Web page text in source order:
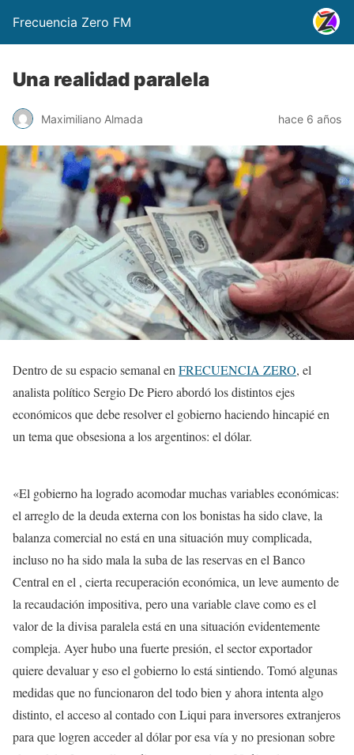
Frecuencia Zero FM
Una realidad paralela
Maximiliano Almada hace 6 años
Dentro de su espacio semanal enFRECUENCIA ZERO, el
analista político Sergio De Piero abordó los distintos ejes
económicos que debe resolver el gobierno haciendo hincapié en
un tema que obsesiona a los argentinos: el dólar.
«El gobierno ha logrado acomodar muchas variables económicas:
el arreglo de la deuda externa con los bonistas ha sido clave, la
balanza comercial no está en una situación muy complicada,
incluso no ha sido mala la suba de las reservas en el Banco
Central en el , cierta recuperación económica, un leve aumento de
la recaudación impositiva, pero una variable clave como es el
valor de la divisa paralela está en una situación evidentemente
compleja. Ayer hubo una fuerte presión, el sector exportador
quiere devaluar y eso el gobierno lo está sintiendo. Tomó algunas
medidas que no funcionaron del todo bien y ahora intenta algo
distinto, el acceso al contado con Liqui para inversores extranjeros
para que logren acceder al dólar por esa vía y no presionan sobre